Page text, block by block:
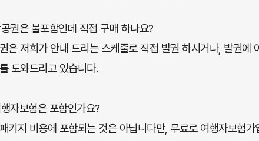
권은 불포함인데 직접 구매 하나요?
은 저희가 안내 드리는 스케줄로 직접 발권 하시거나, 발권
도와드리고 있습니다.
자보험은 포함인가요?
키지 비용에 포함되는 것은 아닙니다만, 무료로 여행자보험